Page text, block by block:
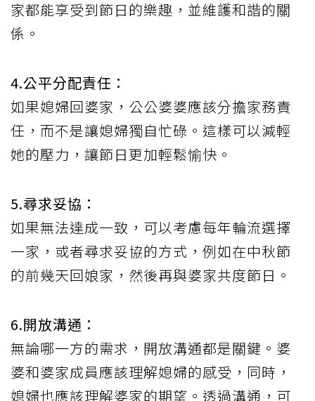
家都能享受到節日的樂趣，並維護和諧的關
係。
4.公平分配責任：
如果媳婦回婆家，公公婆婆應該分擔家務責
任，而不是讓媳婦獨自忙碌。這樣可以減輕
她的壓力，讓節日更加輕鬆愉快。
5.尋求妥協：
如果無法達成一致，可以考慮每年輪流選擇
一家，或者尋求妥協的方式，例如在中秋節
的前幾天回娘家，然後再與婆家共度節日。
6.開放溝通：
無論哪一方的需求，開放溝通都是關鍵。婆
婆和婆家成員應該理解媳婦的感受，同時，
媳婦也應該理解婆家的期望。透過溝通，可